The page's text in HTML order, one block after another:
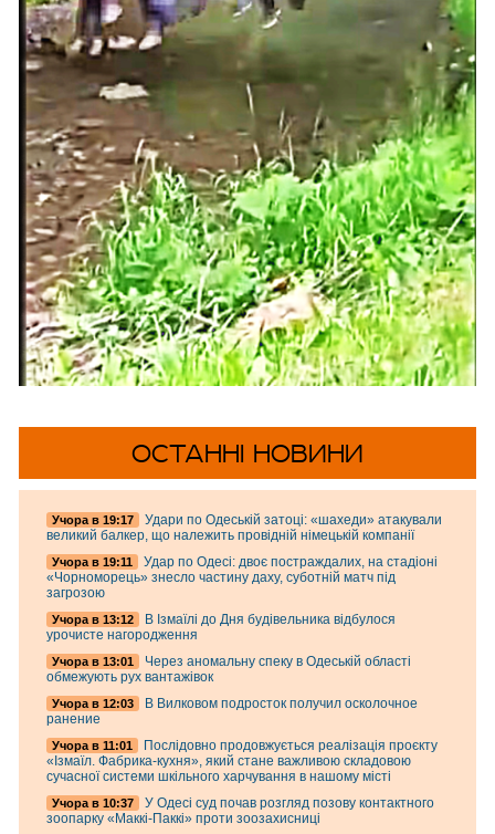
ОСТАННІ НОВИНИ
Учора в 19:17
Удари по Одеській затоці: «шахеди» атакували
великий балкер, що належить провідній німецькій компанії
Учора в 19:11
Удар по Одесі: двоє постраждалих, на стадіоні
«Чорноморець» знесло частину даху, суботній матч під
загрозою
Учора в 13:12
В Ізмаїлі до Дня будівельника відбулося
урочисте нагородження
Учора в 13:01
Через аномальну спеку в Одеській області
обмежують рух вантажівок
Учора в 12:03
В Вилковом подросток получил осколочное
ранение
Учора в 11:01
Послідовно продовжується реалізація проєкту
«Ізмаїл. Фабрика-кухня», який стане важливою складовою
сучасної системи шкільного харчування в нашому місті
Учора в 10:37
У Одесі суд почав розгляд позову контактного
зоопарку «Маккі-Паккі» проти зоозахисниці